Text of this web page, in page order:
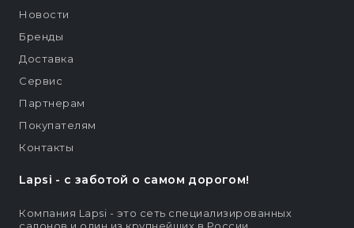
Lapsi - c заботой о самом дорогом!
Компания Lapsi - это сеть специализированных
Новости
Бренды
Доставка
Сервис
Партнерам
Покупателям
Контакты